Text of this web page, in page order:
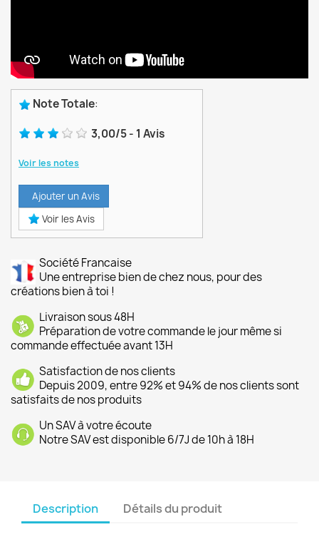
Note Totale:
3,00/5- 1 Avis
Voir les notes
Ajouter un Avis
Voir les Avis
Société Francaise
Une entreprise bien de chez nous, pour des
créations bien à toi !
Livraison sous 48H
Préparation de votre commande le jour même si
commande effectuée avant 13H
Satisfaction de nos clients
Depuis 2009, entre 92% et 94% de nos clients sont
satisfaits de nos produits
Un SAV à votre écoute
Notre SAV est disponible 6/7J de 10h à 18H
Description Détails du produit